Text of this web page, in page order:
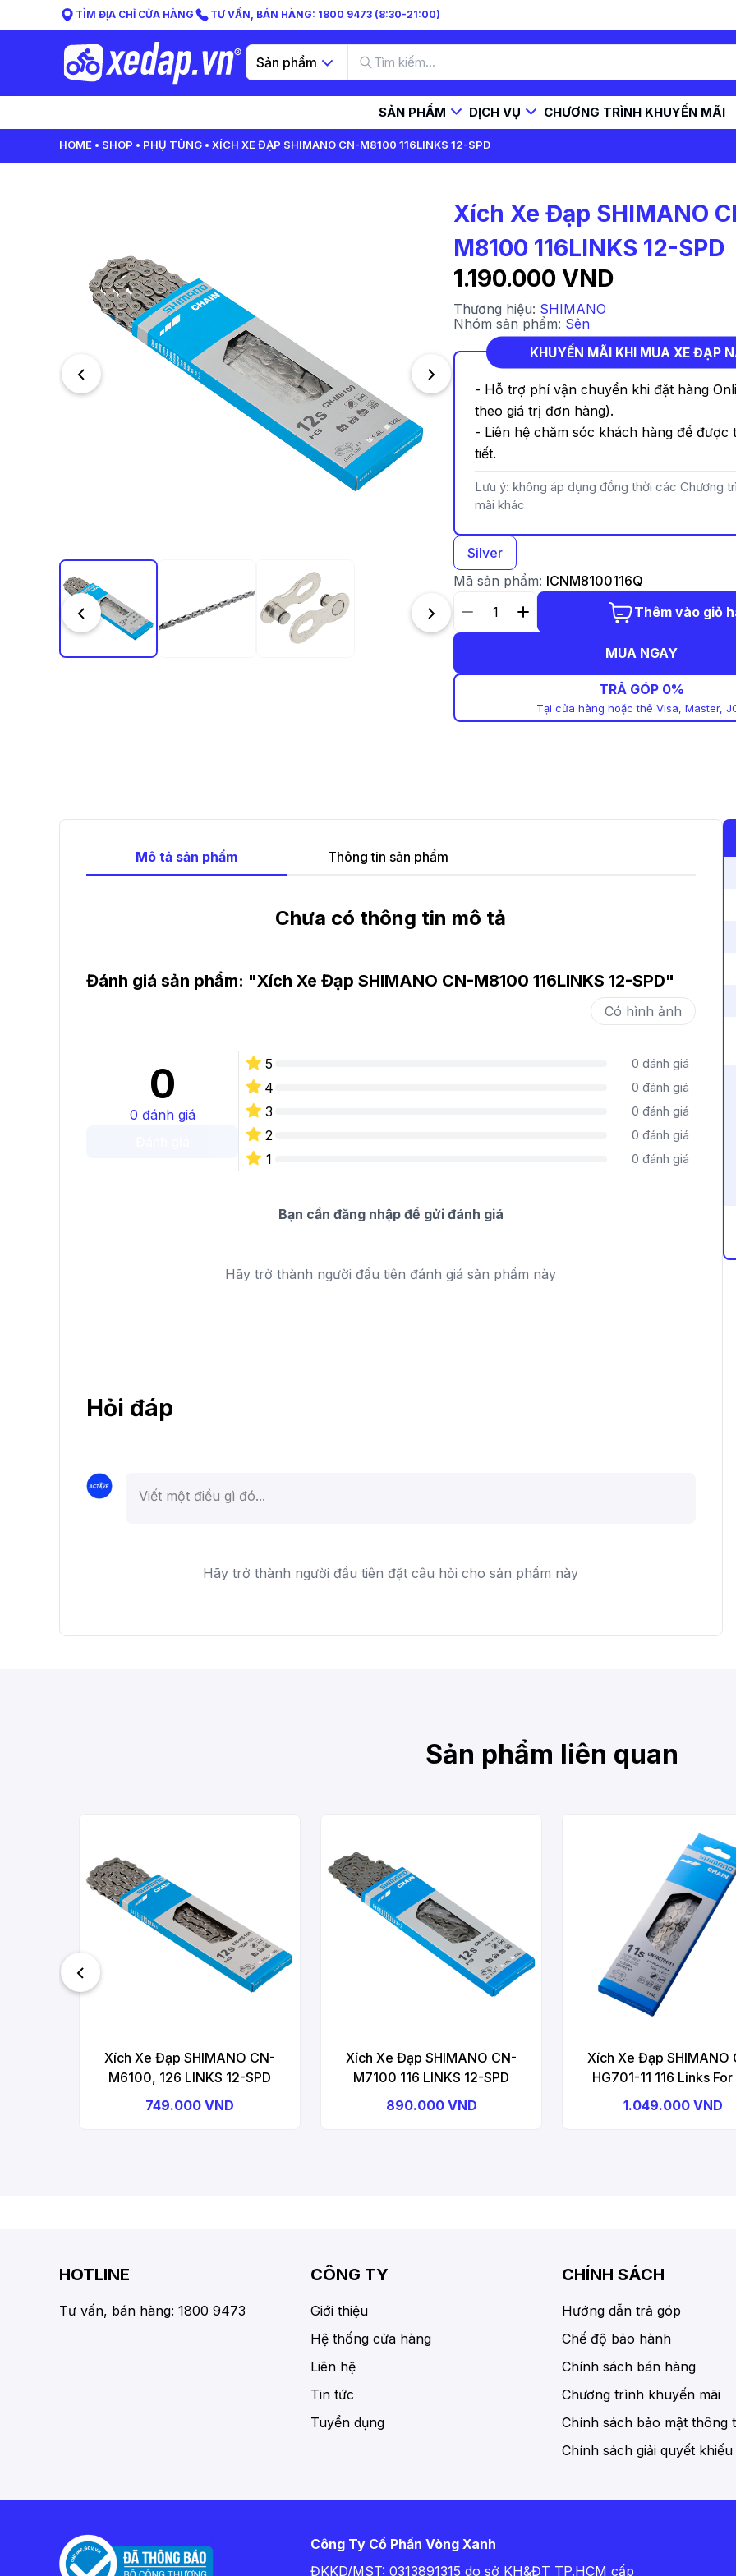
TÌM ĐỊA CHỈ CỬA HÀNG TƯ VẤN, BÁN HÀNG: 1800 9473 (8:30-21:00)
Sản phẩm
SẢN PHẨM DỊCH VỤ CHƯƠNG TRÌNH KHUYẾN MÃI
HOME SHOP PHỤ TÙNG XÍCH XE ĐẠP SHIMANO CN-M8100 116LINKS 12-SPD
Xích Xe Đạp SHIMANO
M8100 116LINKS 12-SPD
1.190.000 VND
Thương hiệu: SHIMANO
Nhóm sản phẩm: Sên
KHUYẾN MÃI KHI MUA XE ĐẠP
- Hỗ trợ phí vận chuyển khi đặt hàng
theo giá trị đơn hàng).
- Liên hệ chăm sóc khách hàng để được
tiết.
Lưu ý: không áp dụng đồng thời các Chương
mãi khác
Silver
Mã sản phẩm: ICNM8100116Q
Thêm vào giỏ
MUA NGAY
TRẢ GÓP 0%
Tại cửa hàng hoặc thẻ Visa, Master,
Mô tả sản phẩm Thông tin sản phẩm
Chưa có thông tin mô tả
Đánh giá sản phẩm: "Xích Xe Đạp SHIMANO CN-M8100 116LINKS 12-SPD"
Có hình ảnh
0
0 đánh giá
5 0 đánh giá
4 0 đánh giá
3 0 đánh giá
2 0 đánh giá
1 0 đánh giá
Bạn cần đăng nhập để gửi đánh giá
Hãy trở thành người đầu tiên đánh giá sản phẩm này
Hỏi đáp
Hãy trở thành người đầu tiên đặt câu hỏi cho sản phẩm này
Sản phẩm liên quan
Xích Xe Đạp SHIMANO CN-
M6100, 126 LINKS 12-SPD
749.000 VND
Xích Xe Đạp SHIMANO CN-
M7100 116 LINKS 12-SPD
890.000 VND
Xích Xe Đạp SHIMANO
HG701-11 116 Links For
Speed (Road/MTB/E-
1.049.000 VND
HOTLINE
Tư vấn, bán hàng: 1800 9473
CÔNG TY
Giới thiệu
Hệ thống cửa hàng
Liên hệ
Tin tức
Tuyển dụng
CHÍNH SÁCH
Hướng dẫn trả góp
Chế độ bảo hành
Chính sách bán hàng
Chương trình khuyến mãi
Chính sách bảo mật thông
Chính sách giải quyết khiếu
Công Ty Cổ Phần Vòng Xanh
ĐKKD/MST: 0313891315 do sở KH&ĐT TP.HCM cấp